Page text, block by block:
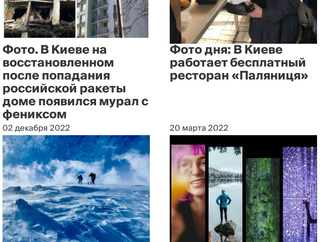
Фото. В Киеве на
восстановленном
после попадания
российской ракеты
доме появился мурал с
фениксом
02 декабря 2022
Фото дня: В Киеве
работает бесплатный
ресторан «Паляниця»
20 марта 2022